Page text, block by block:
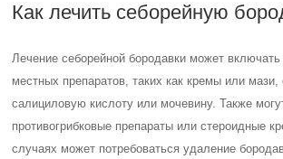
Как лечить себорейную
Лечение себорейной бородавки может включать
местных препаратов, таких как кремы или
салициловую кислоту или мочевину. Также
противогрибковые препараты или стероидные
случаях может потребоваться удаление